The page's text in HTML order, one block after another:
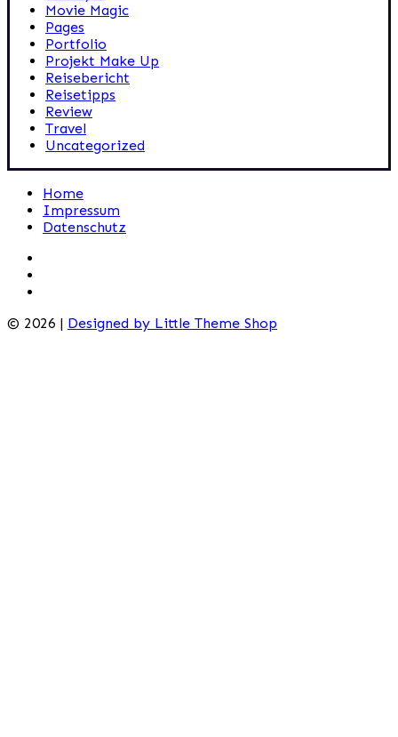
Movie Magic
Pages
Portfolio
Projekt Make Up
Reisebericht
Reisetipps
Review
Travel
Uncategorized
Home
Impressum
Datenschutz
© 2026 | Designed by Little Theme Shop